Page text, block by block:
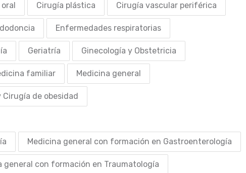
Cirugía plástica Cirugía vascular periférica
Enfermedades respiratorias
Geriatría Ginecología y Obstetricia
familiar Medicina general
de obesidad
Medicina general con formación en Gastroenterología
general con formación en Traumatología